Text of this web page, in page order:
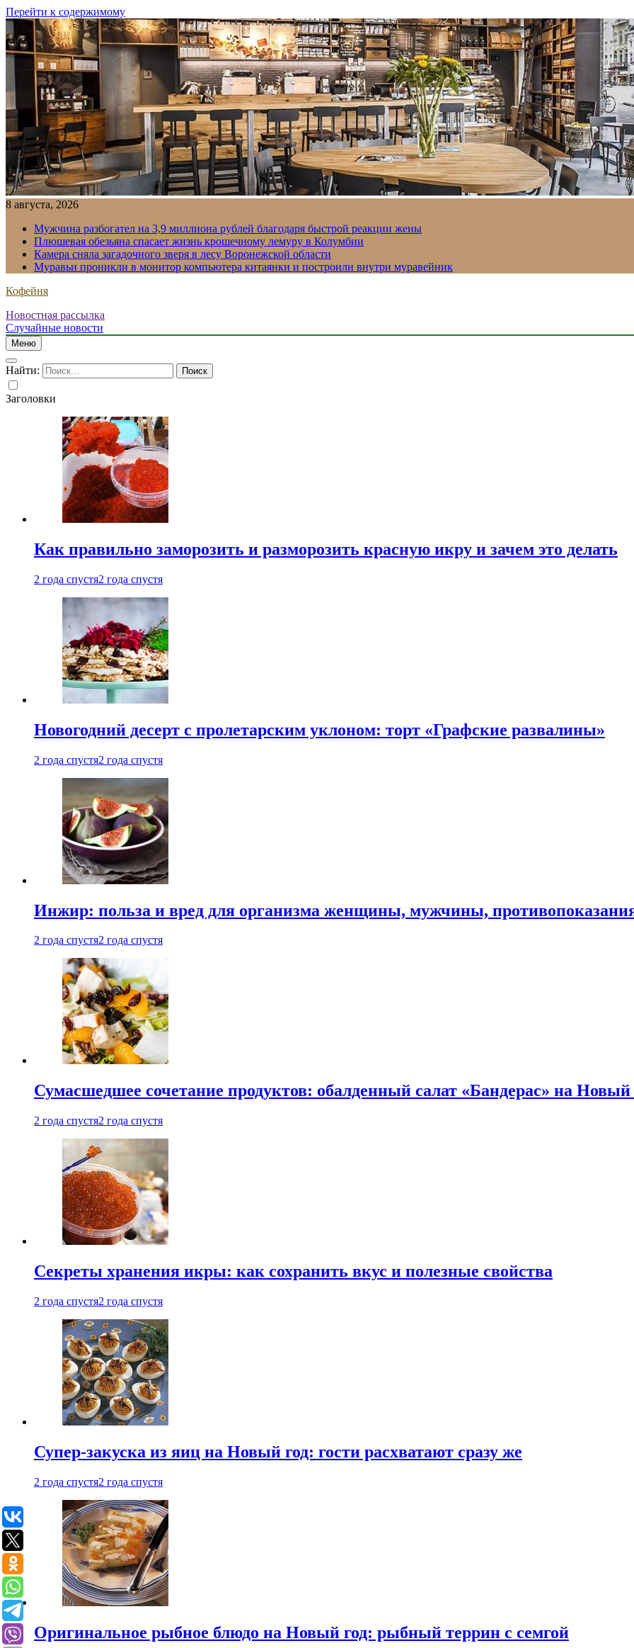
Перейти к содержимому
8 августа, 2026
Мужчина разбогател на 3,9 миллиона рублей благодаря быстрой реакции жены
Плюшевая обезьяна спасает жизнь крошечному лемуру в Колумбии
Камера сняла загадочного зверя в лесу Воронежской области
Муравьи проникли в монитор компьютера китаянки и построили внутри муравейник
Кофейня
Новостная рассылка
Случайные новости
Меню
Найти:
Заголовки
Как правильно заморозить и разморозить красную икру и зачем это делать
2 года спустя2 года спустя
Новогодний десерт с пролетарским уклоном: торт «Графские развалины»
2 года спустя2 года спустя
Инжир: польза и вред для организма женщины, мужчины,
2 года спустя2 года спустя
Сумасшедшее сочетание продуктов: обалденный салат «Бандерас» на Новый
2 года спустя2 года спустя
Секреты хранения икры: как сохранить вкус и полезные свойства
2 года спустя2 года спустя
Супер-закуска из яиц на Новый год: гости расхватают сразу же
2 года спустя2 года спустя
Оригинальное рыбное блюдо на Новый год: рыбный террин с семгой